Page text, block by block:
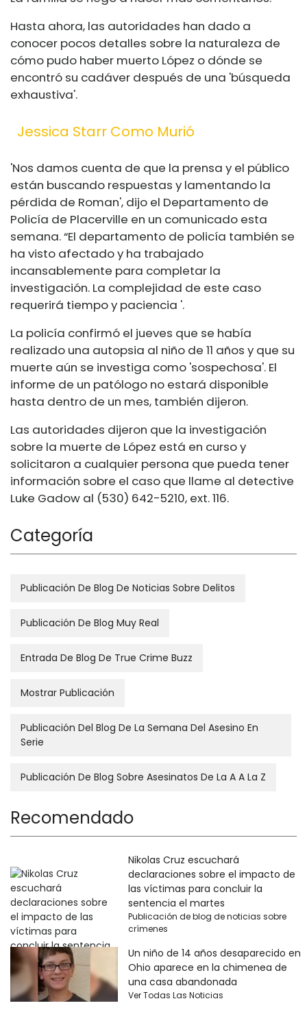
Hasta ahora, las autoridades han dado a
conocer pocos detalles sobre la naturaleza de
cómo pudo haber muerto López o dónde se
encontró su cadáver después de una 'búsqueda
exhaustiva'.
Jessica Starr Como Murió
'Nos damos cuenta de que la prensa y el público
están buscando respuestas y lamentando la
pérdida de Roman', dijo el Departamento de
Policía de Placerville en un comunicado esta
semana. “El departamento de policía también se
ha visto afectado y ha trabajado
incansablemente para completar la
investigación. La complejidad de este caso
requerirá tiempo y paciencia '.
La policía confirmó el jueves que se había
realizado una autopsia al niño de 11 años y que su
muerte aún se investiga como 'sospechosa'. El
informe de un patólogo no estará disponible
hasta dentro de un mes, también dijeron.
Las autoridades dijeron que la investigación
sobre la muerte de López está en curso y
solicitaron a cualquier persona que pueda tener
información sobre el caso que llame al detective
Luke Gadow al (530) 642-5210, ext. 116.
Categoría
Publicación De Blog De Noticias Sobre Delitos
Publicación De Blog Muy Real
Entrada De Blog De True Crime Buzz
Mostrar Publicación
Publicación Del Blog De La Semana Del Asesino En
Serie
Publicación De Blog Sobre Asesinatos De La A A La Z
Recomendado
Nikolas Cruz escuchará
declaraciones sobre el impacto de
las víctimas para concluir la
sentencia el martes
Publicación de blog de noticias sobre
crímenes
Un niño de 14 años desaparecido en
Ohio aparece en la chimenea de
una casa abandonada
Ver Todas Las Noticias